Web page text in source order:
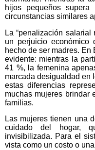
hijos pequeños
circunstancias similares
La “penalización
un perjuicio económico
hecho de ser madres. En
evidente: mientras la
41 %, la femenina
marcada desigualdad en
estas diferencias
muchas mujeres brindar
familias.
Las mujeres tienen una
cuidado del hogar,
invisibilizada. Para el
vista como un costo o